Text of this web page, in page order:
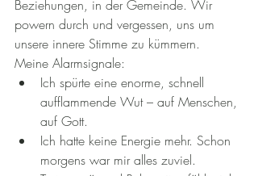
Beziehungen, in der Gemeinde. Wir
powern durch und vergessen, uns um
unsere innere Stimme zu kümmern.
Meine Alarmsignale:
Ich spürte eine enorme, schnell
aufflammende Wut – auf Menschen,
auf Gott.
Ich hatte keine Energie mehr. Schon
morgens war mir alles zuviel.